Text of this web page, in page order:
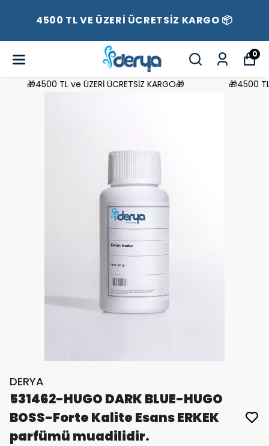
4500 TL VE ÜZERİ ÜCRETSİZ KARGO 📦
0
🎁4500 TL ve ÜZERİ ÜCRETSİZ KARGO🎁 🎁4500 TL
DERYA
531462-HUGO DARK BLUE-HUGO
BOSS-Forte Kalite Esans ERKEK
parfümü muadilidir.